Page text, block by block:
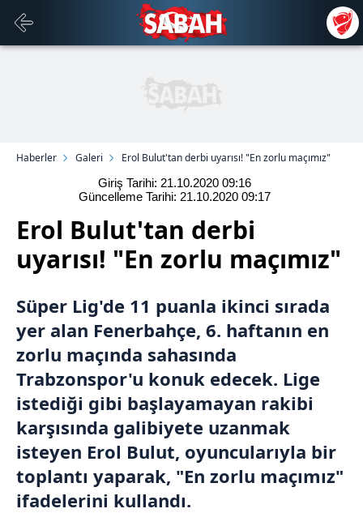
Haberler Galeri
Erol Bulut'tan derbi uyarısı! "En zorlu maçımız"
Giriş Tarihi: 21.10.2020 09:16
Güncelleme Tarihi: 21.10.2020 09:17
Erol Bulut'tan derbi
uyarısı! "En zorlu maçımız"
Süper Lig'de 11 puanla ikinci sırada
yer alan Fenerbahçe, 6. haftanın en
zorlu maçında sahasında
Trabzonspor'u konuk edecek. Lige
istediği gibi başlayamayan rakibi
karşısında galibiyete uzanmak
isteyen Erol Bulut, oyuncularıyla bir
toplantı yaparak, "En zorlu maçımız"
ifadelerini kullandı.